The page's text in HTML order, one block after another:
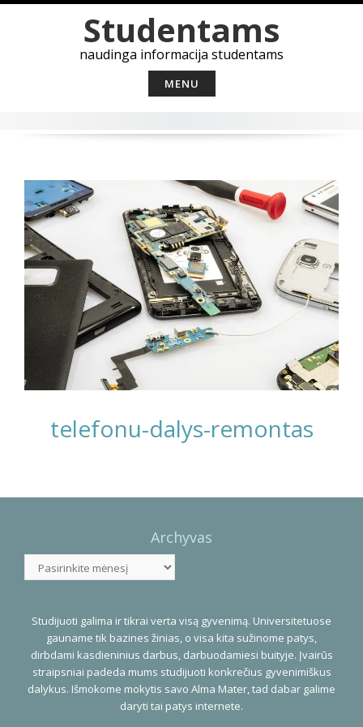
to
content
Studentams
naudinga informacija studentams
MENU
telefonu-dalys-remontas
Navigation
Archyvas
Studijuoti galima ir tikrai verta visą gyvenimą. Universitetuose
gauname tik bazines žinias, o visa kita sužinome patys,
dirbdami kasdieninius darbus, darbuodamiesi buityje. Įvairūs
straipsniai padeda mums studijuoti konkrečius gyvenimiškus
dalykus. Išmokome mokytis savo Alma Mater, tad dabar galime
daryti tai patys internete.